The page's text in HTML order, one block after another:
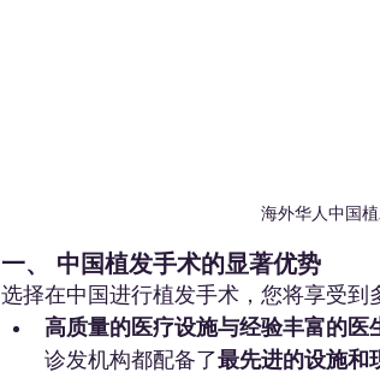
海外华人中国
一、 中国植发手术的显著优势
选择在中国进行植发手术，您将享受到
高质量的医疗设施与经验丰富的医
诊发机构都配备了最先进的设施和